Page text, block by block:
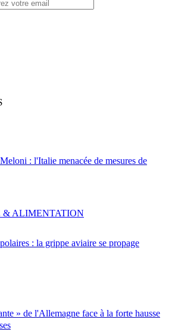
: l'Italie menacée de mesures de
: la grippe aviaire se propage
& ALIMENTATION
» de l'Allemagne face à la forte hausse